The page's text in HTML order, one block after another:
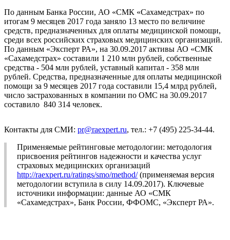
По данным Банка России, АО «СМК «Сахамедстрах» по
итогам 9 месяцев 2017 года заняло 13 место по величине
средств, предназначенных для оплаты медицинской помощи,
среди всех российских страховых медицинских организаций.
По данным «Эксперт РА», на 30.09.2017 активы АО «СМК
«Сахамедстрах» составили 1 210 млн рублей, собственные
средства - 504 млн рублей, уставный капитал - 358 млн
рублей. Средства, предназначенные для оплаты медицинской
помощи за 9 месяцев 2017 года составили 15,4 млрд рублей,
число застрахованных в компании по ОМС на 30.09.2017
составило 840 314 человек.
Контакты для СМИ: pr@raexpert.ru, тел.: +7 (495) 225-34-44.
Применяемые рейтинговые методологии: методология
присвоения рейтингов надежности и качества услуг
страховых медицинских организаций
http://raexpert.ru/ratings/smo/method/(применяемая версия
методологии вступила в силу 14.09.2017). Ключевые
источники информации: данные АО «СМК
«Сахамедстрах», Банк России, ФФОМС, «Эксперт РА».